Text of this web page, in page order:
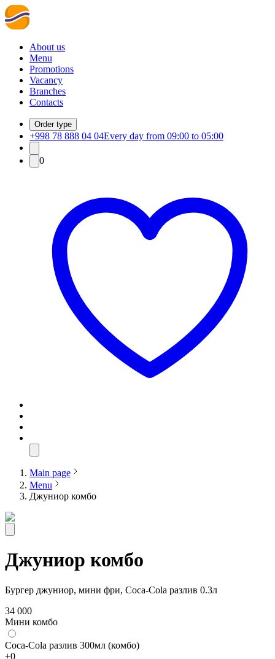
About us
Menu
Promotions
Vacancy
Branches
Contacts
Order type
+998 78 888 04 04Every day from 09:00 to 05:00
0
Main page
Menu
Джуниор комбо
Джуниор комбо
Бургер джуниор, мини фри, Coca-Cola разлив 0.3л
34 000
Мини комбо
Coca-Cola разлив 300мл (комбо)
+0